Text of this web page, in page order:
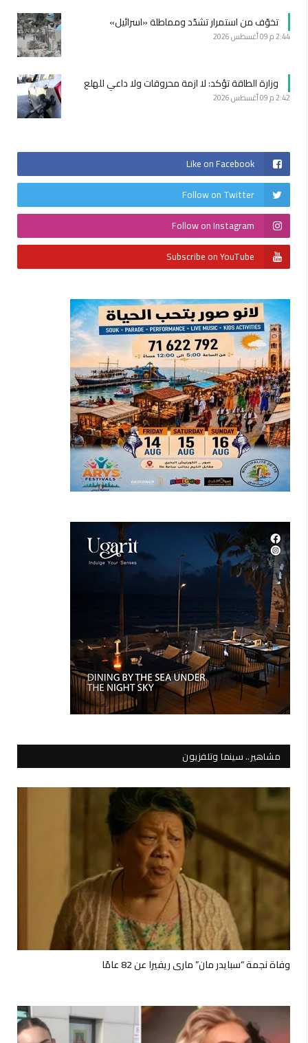
تخوّف من استمرار تشدّد ومماطلة «اسرائيل»
2:44 م 09 أغسطس 2026
وزارة الطاقة تؤكد: لا ازمة محروقات ولا داعي للهلع
2:42 م 09 أغسطس 2026
Like on Facebook
Follow on Twitter
Follow on Instagram
Subscribe on YouTube
مشاهير.. سينما وتلفزيون
وفاة نجمة “سبايدر مان” ماري ريفيرا عن 82 عامًا